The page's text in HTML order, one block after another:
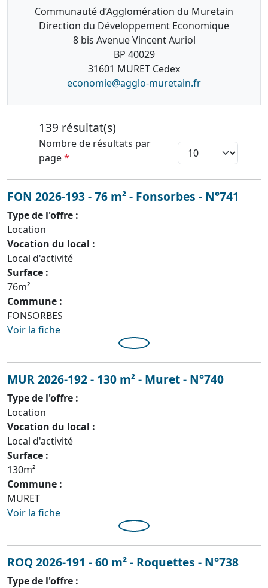
Communauté d’Agglomération du Muretain
Direction du Développement Economique
8 bis Avenue Vincent Auriol
BP 40029
31601 MURET Cedex
economie@agglo-muretain.fr
139 résultat(s)
Nombre de résultats par
page*
FON 2026-193 - 76 m² - Fonsorbes - N°741
Type de l'offre :
Location
Vocation du local :
Local d'activité
Surface :
76m²
Commune :
FONSORBES
Voir la fiche
MUR 2026-192 - 130 m² - Muret - N°740
Type de l'offre :
Location
Vocation du local :
Local d'activité
Surface :
130m²
Commune :
MURET
Voir la fiche
ROQ 2026-191 - 60 m² - Roquettes - N°738
Type de l'offre :